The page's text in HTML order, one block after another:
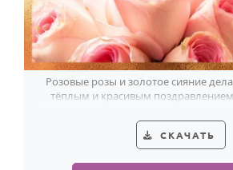
Розовые розы и золотое сияние
тёплым и красивым
СКАЧАТЬ